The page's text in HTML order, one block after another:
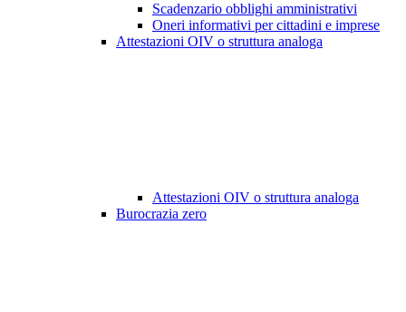
Scadenzario obblighi amministrativi
Oneri informativi per cittadini e imprese
Attestazioni OIV o struttura analoga
Attestazioni OIV o struttura analoga
Burocrazia zero